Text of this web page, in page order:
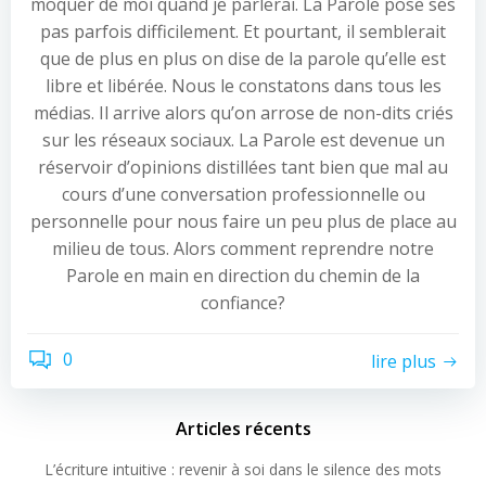
pas parfois difficilement. Et pourtant, il semblerait
que de plus en plus on dise de la parole qu’elle est
libre et libérée. Nous le constatons dans tous les
médias. Il arrive alors qu’on arrose de non-dits criés
sur les réseaux sociaux. La Parole est devenue un
réservoir d’opinions distillées tant bien que mal au
cours d’une conversation professionnelle ou
personnelle pour nous faire un peu plus de place au
milieu de tous. Alors comment reprendre notre
Parole en main en direction du chemin de la
confiance?
0 lire plus
Articles récents
L’écriture intuitive : revenir à soi dans le silence des mots